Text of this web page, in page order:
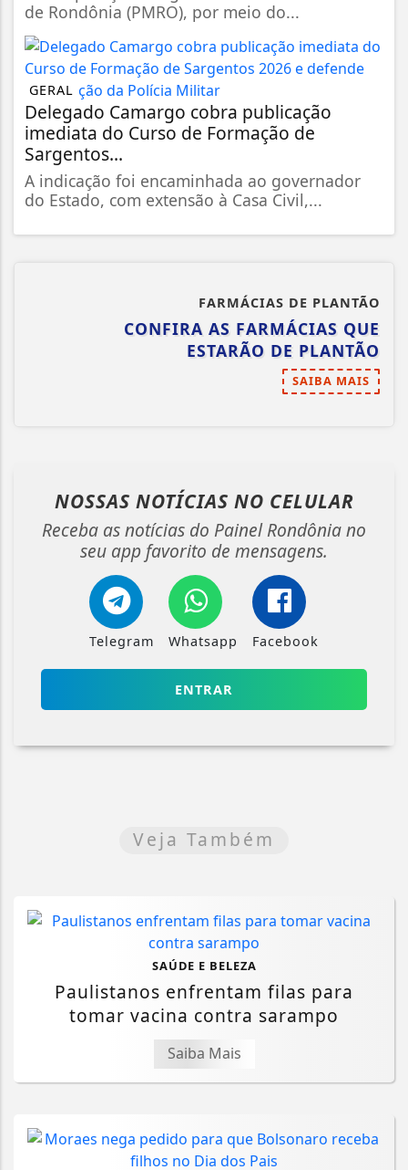
de Rondônia (PMRO), por meio do...
GERAL
Delegado Camargo cobra publicação
imediata do Curso de Formação de
Sargentos...
A indicação foi encaminhada ao governador
do Estado, com extensão à Casa Civil,...
FARMÁCIAS DE PLANTÃO
CONFIRA AS FARMÁCIAS QUE
ESTARÃO DE PLANTÃO
SAIBA MAIS
NOSSAS NOTÍCIAS NO CELULAR
Receba as notícias do Painel Rondônia no
seu app favorito de mensagens.
Telegram Whatsapp Facebook
ENTRAR
Veja Também
SAÚDE E BELEZA
Paulistanos enfrentam filas para
tomar vacina contra sarampo
Saiba Mais